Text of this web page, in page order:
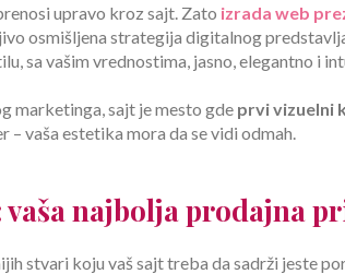
upravo kroz sajt. Zato izrada web
osmišljena strategija digitalnog
sa vašim vrednostima, jasno, elegantno i
marketinga, sajt je mesto gde prvi vizuelni
– vaša estetika mora da se vidi odmah.
najbolja prodajna
stvari koju vaš sajt treba da sadrži jeste